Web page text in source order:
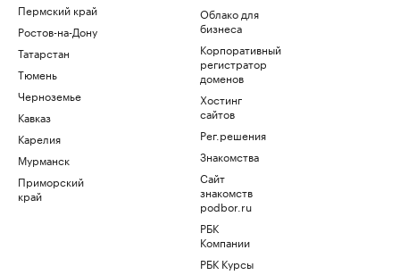
Пермский край
Ростов-на-Дону
Татарстан
Тюмень
Черноземье
Кавказ
Карелия
Мурманск
Приморский
край
Облако для
бизнеса
Корпоративный
регистратор
доменов
Хостинг
сайтов
Рег.решения
Знакомства
Сайт
знакомств
podbor.ru
РБК
Компании
РБК Курсы